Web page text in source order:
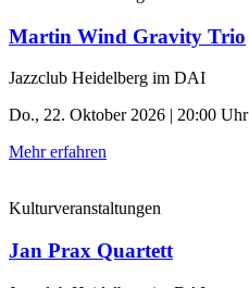
Martin Wind Gravity Trio
Jazzclub Heidelberg im DAI
Do., 22. Oktober 2026 | 20:00 Uhr
Mehr erfahren
Kulturveranstaltungen
Jan Prax Quartett